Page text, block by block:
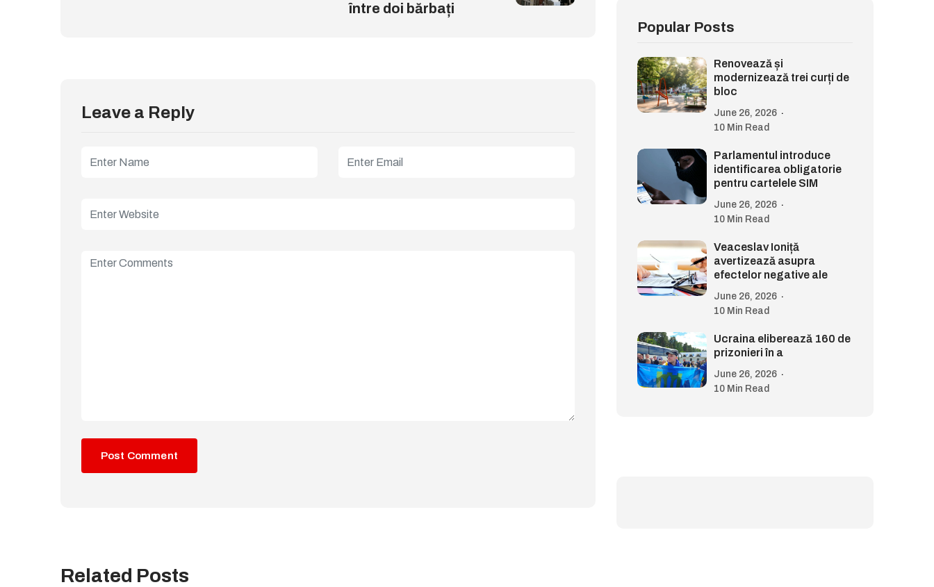
între doi bărbați
Leave a Reply
Popular Posts
Renovează și
modernizează trei curți de
bloc
June 26, 2026
10 Min Read
Parlamentul introduce
identificarea obligatorie
pentru cartelele SIM
June 26, 2026
10 Min Read
Veaceslav Ioniță
avertizează asupra
efectelor negative ale
June 26, 2026
10 Min Read
Ucraina eliberează 160 de
prizonieri în a
June 26, 2026
10 Min Read
Related Posts